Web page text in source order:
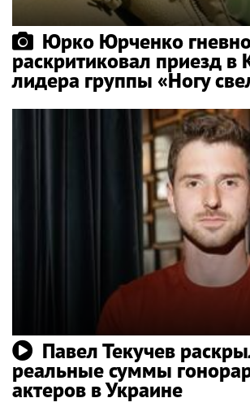
Юрко Юрченко
раскритиковал приезд в
лидера группы «Ногу
Павел Текучев
реальные суммы
актеров в Украине